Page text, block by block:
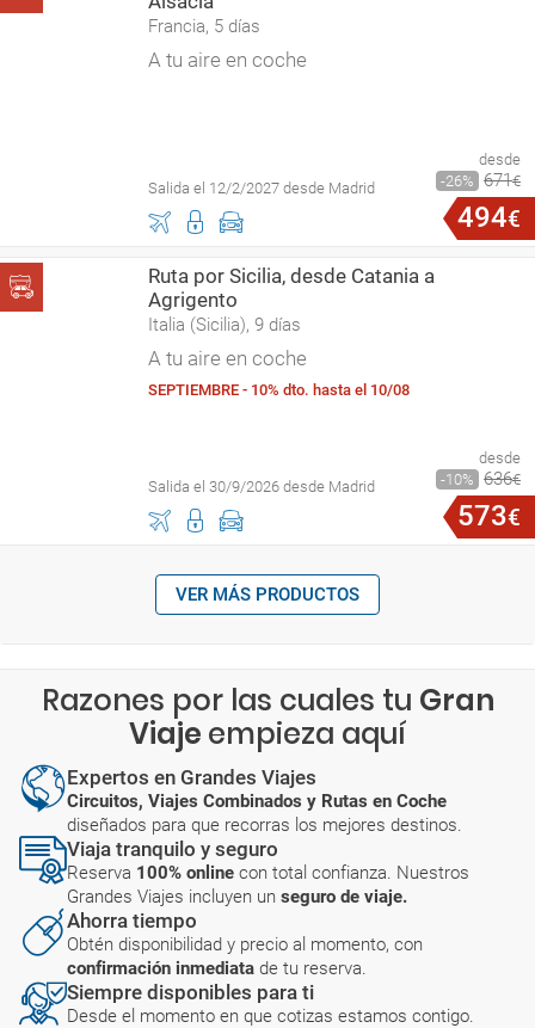
Francia, 5 días
A tu aire en coche
Salida el 12/2/2027 desde Madrid
desde
26
671€
494€
Ruta por Sicilia, desde Catania a
Agrigento
Italia (Sicilia), 9 días
A tu aire en coche
SEPTIEMBRE - 10% dto. hasta el 10/08
Salida el 30/9/2026 desde Madrid
desde
10
636€
573€
VER MÁS PRODUCTOS
Razones por las cuales tu Gran
Viaje empieza aquí
Expertos en Grandes Viajes
Circuitos, Viajes Combinados y Rutas en Coche
diseñados para que recorras los mejores destinos.
Viaja tranquilo y seguro
Reserva 100% online con total confianza. Nuestros
Grandes Viajes incluyen un seguro de viaje.
Ahorra tiempo
Obtén disponibilidad y precio al momento, con
confirmación inmediata de tu reserva.
Siempre disponibles para ti
Desde el momento en que cotizas estamos contigo.